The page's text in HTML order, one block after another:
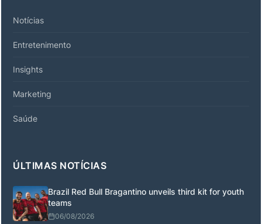
Notícias
Entretenimento
Insights
Marketing
Saúde
ÚLTIMAS NOTÍCIAS
Brazil Red Bull Bragantino unveils third kit for youth
teams
06/08/2026